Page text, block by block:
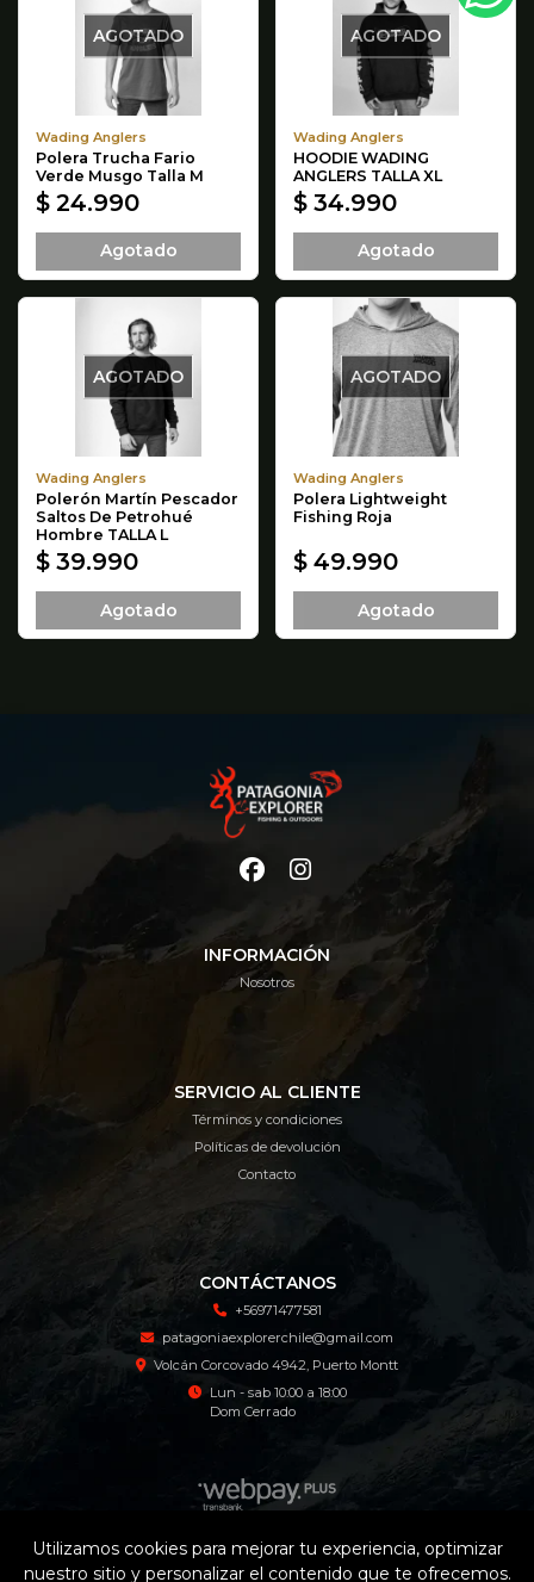
AGOTADO
Wading Anglers
Polera Trucha Fario
Verde Musgo Talla M
$ 24.990
Agotado
AGOTADO
Wading Anglers
HOODIE WADING
ANGLERS TALLA XL
$ 34.990
Agotado
AGOTADO
Wading Anglers
Polerón Martín Pescador
Saltos De Petrohué
Hombre TALLA L
$ 39.990
Agotado
AGOTADO
Wading Anglers
Polera Lightweight
Fishing Roja
$ 49.990
Agotado
INFORMACIÓN
Nosotros
SERVICIO AL CLIENTE
Términos y condiciones
Políticas de devolución
Contacto
CONTÁCTANOS
+56971477581
patagoniaexplorerchile@gmail.com
Volcán Corcovado 4942, Puerto Montt
Lun - sab 10:00 a 18:00
Dom Cerrado
Patagonia Explorer Tienda Online © 2026
Utilizamos cookies para mejorar tu experiencia, optimizar
nuestro sitio y personalizar el contenido que te ofrecemos.